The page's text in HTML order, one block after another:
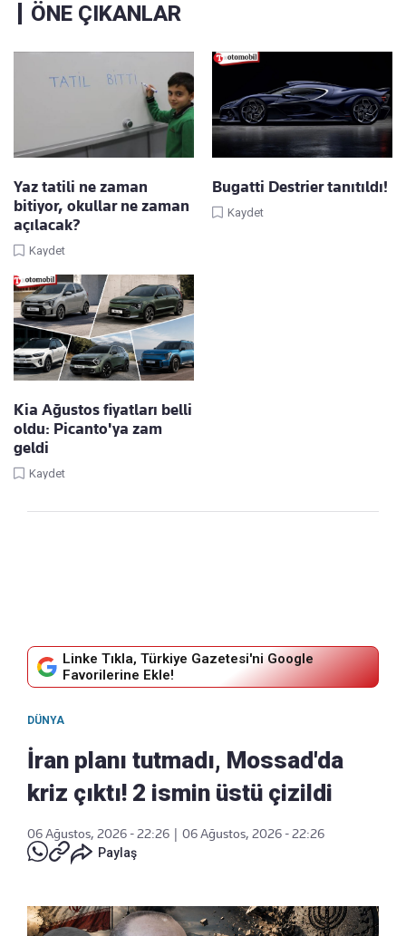
ÖNE ÇIKANLAR
Yaz tatili ne zaman
bitiyor, okullar ne zaman
açılacak?
Kaydet
Bugatti Destrier tanıtıldı!
Kaydet
Kia Ağustos fiyatları belli
oldu: Picanto'ya zam
geldi
Kaydet
Linke Tıkla, Türkiye Gazetesi'ni Google
Favorilerine Ekle!
DÜNYA
İran planı tutmadı, Mossad'da
kriz çıktı! 2 ismin üstü çizildi
06 Ağustos, 2026 - 22:26
06 Ağustos, 2026 - 22:26
Paylaş